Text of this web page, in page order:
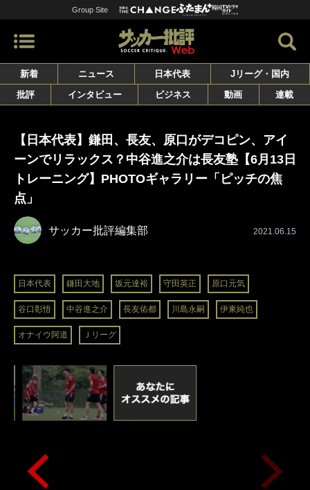
Group Site
新着 ニュース 日本代表
Jリーグ・国内
批評
インタビュー ビジネス 動画 連載
【日本代表】鎌田、長友、原口がデコピン、アイ
ーンでリラックス？中谷進之介は長友塾【6月13日
トレーニング】PHOTOギャラリー「ピッチの焦
点」
サッカー批評編集部 2021.06.15
日本代表 鎌田大地 坂元達裕 守田英正 原口元気
谷口彰悟 中谷進之介 長友佑都 川島永嗣 伊東純也
オナイウ阿道 Ｊリーグ